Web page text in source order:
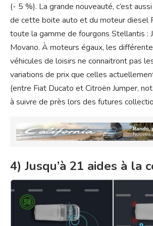
(- 5 %). La grande nouveauté, c’est
de cette boite auto et du moteur diesel
toute la gamme de fourgons Stellantis :
Movano. À moteurs égaux, les
véhicules de loisirs ne connaitront pas
variations de prix que celles
(entre Fiat Ducato et Citroën Jumper,
à suivre de près lors des futures
4) Jusqu’à 21 aides à la